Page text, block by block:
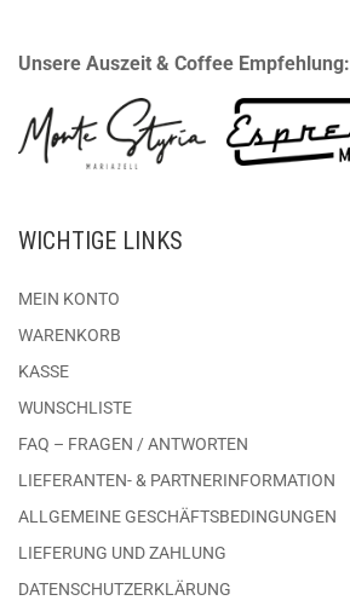
Unsere Auszeit & Coffee Empfehlung:
WICHTIGE LINKS
MEIN KONTO
WARENKORB
KASSE
WUNSCHLISTE
FAQ – FRAGEN / ANTWORTEN
LIEFERANTEN- & PARTNERINFORMATION
ALLGEMEINE GESCHÄFTSBEDINGUNGEN
LIEFERUNG UND ZAHLUNG
DATENSCHUTZERKLÄRUNG